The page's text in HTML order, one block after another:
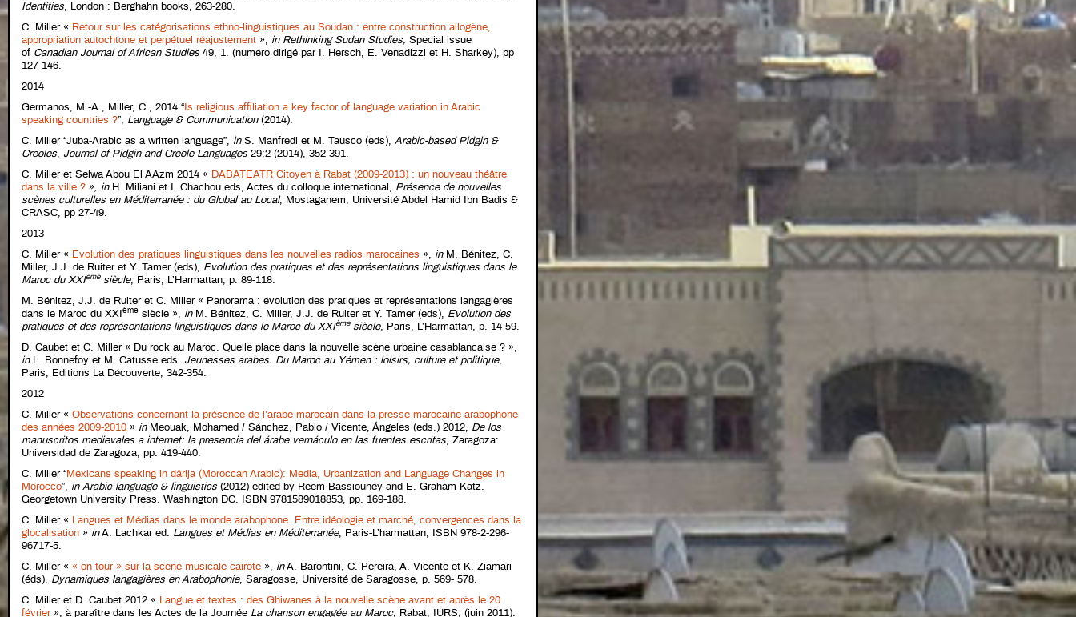
Identities, London : Berghahn books, 263-280.
C. Miller « Retour sur les catégorisations ethno-linguistiques au Soudan : entre construction allogène,
appropriation autochtone et perpétuel réajustement », in Rethinking Sudan Studies, Special issue
of Canadian Journal of African Studies49, 1. (numéro dirigé par I. Hersch, E. Venadizzi et H. Sharkey), pp
127-146.
2014
Germanos, M.-A., Miller, C., 2014 “ Is religious affiliation a key factor of language variation in Arabic
speaking countries ?”, Language & Communication(2014).
C. Miller “Juba-Arabic as a written language”, inS. Manfredi et M. Tausco (eds), Arabic-based Pidgin &
Creoles, Journal of Pidgin and Creole Languages29:2 (2014), 352-391.
C. Miller et Selwa Abou El AAzm 2014 « DABATEATR Citoyen à Rabat (2009-2013) : un nouveau théâtre
dans la ville ? », inH. Miliani et I. Chachou eds, Actes du colloque international, Présence de nouvelles
scènes culturelles en Méditerranée : du Global au Local, Mostaganem, Université Abdel Hamid Ibn Badis &
CRASC, pp 27-49.
2013
C. Miller « Evolution des pratiques linguistiques dans les nouvelles radios marocaines », inM. Bénitez, C.
Miller, J.J. de Ruiter et Y. Tamer (eds), Evolution des pratiques et des représentations linguistiques dans le
Maroc du XXIèmesiècle, Paris, L’Harmattan, p. 89-118.
M. Bénitez, J.J. de Ruiter et C. Miller « Panorama : évolution des pratiques et représentations langagières
dans le Maroc du XXI ème siècle », inM. Bénitez, C. Miller, J.J. de Ruiter et Y. Tamer (eds), Evolution des
pratiques et des représentations linguistiques dans le Maroc du XXIèmesiècle, Paris, L’Harmattan, p. 14-59.
D. Caubet et C. Miller « Du rock au Maroc. Quelle place dans la nouvelle scène urbaine casablancaise ? »,
inL. Bonnefoy et M. Catusse eds. Jeunesses arabes. Du Maroc au Yémen : loisirs, culture et politique,
Paris, Editions La Découverte, 342-354.
2012
C. Miller « Observations concernant la présence de l’arabe marocain dans la presse marocaine arabophone
des années 2009-2010 » inMeouak, Mohamed / Sánchez, Pablo / Vicente, Ángeles (eds.) 2012, De los
manuscritos medievales a internet: la presencia del árabe vernáculo en las fuentes escritas, Zaragoza:
Universidad de Zaragoza, pp. 419-440.
C. Miller “Mexicans speaking in dârija (Moroccan Arabic): Media, Urbanization and Language Changes in
Morocco”, in Arabic language & linguistics(2012) edited by Reem Bassiouney and E. Graham Katz.
Georgetown University Press. Washington DC. ISBN 9781589018853, pp. 169-188.
C. Miller « Langues et Médias dans le monde arabophone. Entre idéologie et marché, convergences dans la
glocalisation » inA. Lachkar ed. Langues et Médias en Méditerranée, Paris-L’harmattan, ISBN 978-2-296-
96717-5.
C. Miller « « on tour » sur la scène musicale cairote », inA. Barontini, C. Pereira, A. Vicente et K. Ziamari
(éds), Dynamiques langagières en Arabophonie, Saragosse, Université de Saragosse, p. 569- 578.
C. Miller et D. Caubet 2012 « Langue et textes : des Ghiwanes à la nouvelle scène avant et après le 20
février», à paraître dans les Actes de la Journée La chanson engagée au Maroc, Rabat, IURS, (juin 2011).